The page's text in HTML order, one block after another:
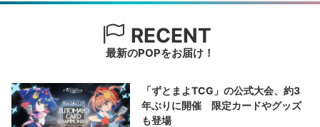
RECENT
最新のPOPをお届け！
「ずとまよTCG」の公式大会、約3
年ぶりに開催 限定カードやグッズ
も登場